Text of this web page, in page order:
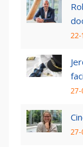
22-
27-
27-